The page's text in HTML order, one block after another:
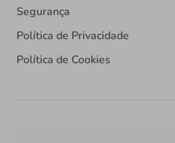
Segurança
Política de Privacidade
Política de Cookies